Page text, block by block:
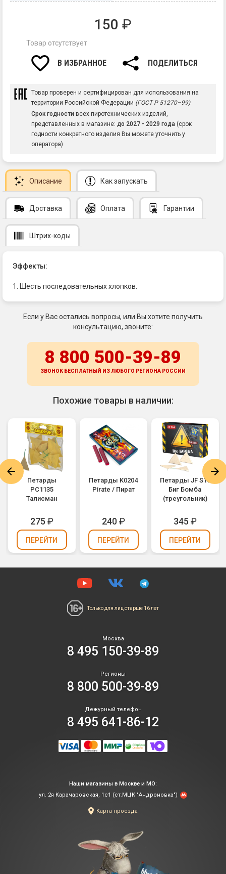
150 ₽
Товар отсутствует
В ИЗБРАННОЕ ПОДЕЛИТЬСЯ
Товар проверен и сертифицирован для использования на
территории Российской Федерации (ГОСТ Р 51270–99)
Срок годности всех пиротехнических изделий,
представленных в магазине: до 2027 - 2029 года (срок
годности конкретного изделия Вы можете уточнить у
оператора)
Описание Как запускать
Доставка Оплата Гарантии
Штрих-коды
Эффекты:
1. Шесть последовательных хлопков.
Если у Вас остались вопросы, или Вы хотите получить
консультацию, звоните:
8 800 500-39-89
ЗВОНОК БЕСПЛАТНЫЙ ИЗ ЛЮБОГО РЕГИОНА РОССИИ
Похожие товары в наличии:
Петарды
РС1135
Талисман
275 ₽
ПЕРЕЙТИ
Петарды K0204
Pirate / Пират
240₽
ПЕРЕЙТИ
Петарды JF S10
Биг Бомба
(треугольник)
345 ₽
ПЕРЕЙТИ
Только для лиц старше 16 лет
Москва
8 495 150-39-89
Регионы
8 800 500-39-89
Дежурный телефон
8 495 641-86-12
Наши магазины в Москве и МО:
ул. 2я Карачаровская, 1с1 (ст.МЦК "Андроновка")
Карта проезда